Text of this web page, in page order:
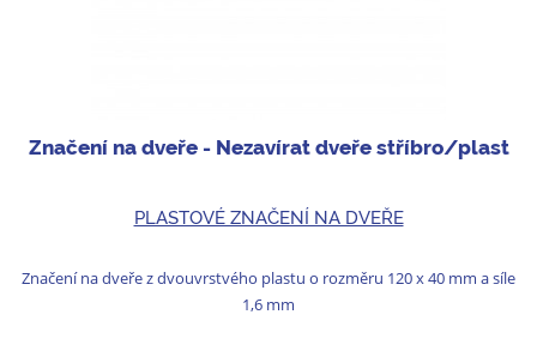
Značení na dveře - Nezavírat dveře stříbro/plast
PLASTOVÉ ZNAČENÍ NA DVEŘE
Značení na dveře z dvouvrstvého plastu o rozměru 120 x 40 mm a síle
1,6 mm